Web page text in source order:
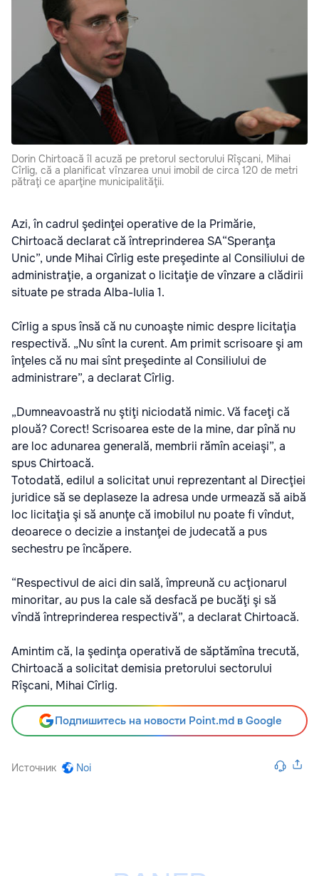
Dorin Chirtoacă îl acuză pe pretorul sectorului Rîşcani, Mihai
Cîrlig, că a planificat vînzarea unui imobil de circa 120 de metri
pătraţi ce aparţine municipalităţii.
Azi, în cadrul şedinţei operative de la Primărie,
Chirtoacă declarat că întreprinderea SA“Speranţa
Unic”, unde Mihai Cîrlig este preşedinte al Consiliului de
administraţie, a organizat o licitaţie de vînzare a clădirii
situate pe strada Alba-Iulia 1.
Cîrlig a spus însă că nu cunoaşte nimic despre licitaţia
respectivă. „Nu sînt la curent. Am primit scrisoare şi am
înţeles că nu mai sînt preşedinte al Consiliului de
administrare”, a declarat Cîrlig.
„Dumneavoastră nu ştiţi niciodată nimic. Vă faceţi că
plouă? Corect! Scrisoarea este de la mine, dar pînă nu
are loc adunarea generală, membrii rămîn aceiaşi”, a
spus Chirtoacă.
Totodată, edilul a solicitat unui reprezentant al Direcţiei
juridice să se deplaseze la adresa unde urmează să aibă
loc licitaţia şi să anunţe că imobilul nu poate fi vîndut,
deoarece o decizie a instanţei de judecată a pus
sechestru pe încăpere.
“Respectivul de aici din sală, împreună cu acţionarul
minoritar, au pus la cale să desfacă pe bucăţi şi să
vîndă întreprinderea respectivă”, a declarat Chirtoacă.
Amintim că, la şedinţa operativă de săptămîna trecută,
Chirtoacă a solicitat demisia pretorului sectorului
Rîşcani, Mihai Cîrlig.
Подпишитесь на новости Point.md в Google
Источник Noi